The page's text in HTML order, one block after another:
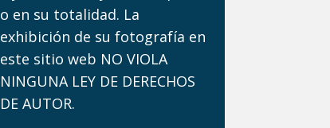
o en su totalidad. La
exhibición de su fotografía en
este sitio web NO VIOLA
NINGUNA LEY DE DERECHOS
DE AUTOR.